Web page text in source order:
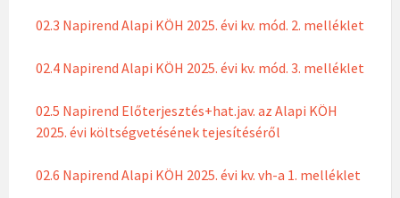
02.3 Napirend Alapi KÖH 2025. évi kv. mód. 2. melléklet
02.4 Napirend Alapi KÖH 2025. évi kv. mód. 3. melléklet
02.5 Napirend Előterjesztés+hat.jav. az Alapi KÖH
2025. évi költségvetésének tejesítéséről
02.6 Napirend Alapi KÖH 2025. évi kv. vh-a 1. melléklet